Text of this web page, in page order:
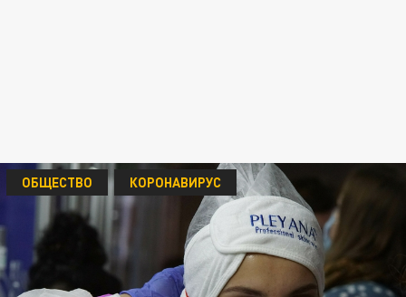
ОБЩЕСТВО КОРОНАВИРУС